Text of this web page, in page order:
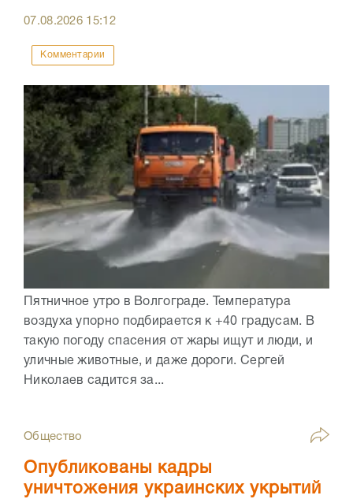
07.08.2026 15:12
Комментарии
Пятничное утро в Волгограде. Температура
воздуха упорно подбирается к +40 градусам. В
такую погоду спасения от жары ищут и люди, и
уличные животные, и даже дороги. Сергей
Николаев садится за...
Общество
Опубликованы кадры
уничтожения украинских укрытий